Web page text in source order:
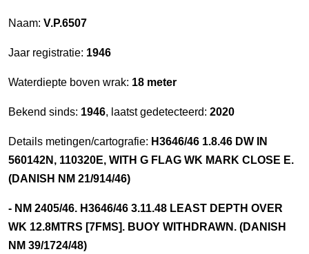
Naam: V.P.6507
Jaar registratie: 1946
Waterdiepte boven wrak: 18 meter
Bekend sinds: 1946, laatst gedetecteerd: 2020
Details metingen/cartografie: H3646/46 1.8.46 DW IN
560142N, 110320E, WITH G FLAG WK MARK CLOSE E.
(DANISH NM 21/914/46)
- NM 2405/46. H3646/46 3.11.48 LEAST DEPTH OVER
WK 12.8MTRS [7FMS]. BUOY WITHDRAWN. (DANISH
NM 39/1724/48)